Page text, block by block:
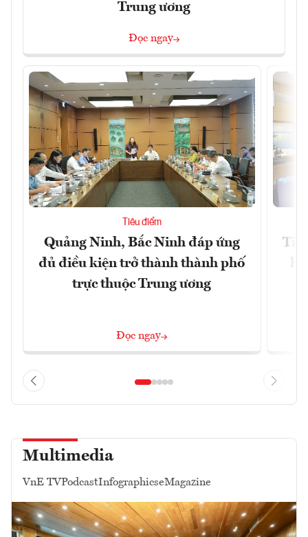
Trung ương
Đọc ngay
Tiêu điểm
Quảng Ninh, Bắc Ninh đáp ứng
đủ điều kiện trở thành thành phố
trực thuộc Trung ương
Đọc ngay
Multimedia
VnE TVPodcastInfographicseMagazine